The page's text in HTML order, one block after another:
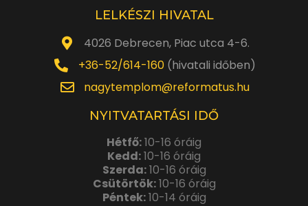
LELKÉSZI HIVATAL
4026 Debrecen, Piac utca 4-6.
+36-52/614-160(hivatali időben)
nagytemplom@reformatus.hu
NYITVATARTÁSI IDŐ
Hétfő:10-16 óráig
Kedd:10-16 óráig
Szerda:10-16 óráig
Csütörtök:10-16 óráig
Péntek:10-14 óráig